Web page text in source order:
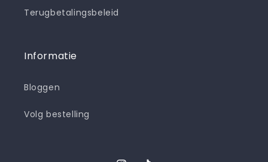
Terugbetalingsbeleid
Informatie
Bloggen
Volg bestelling